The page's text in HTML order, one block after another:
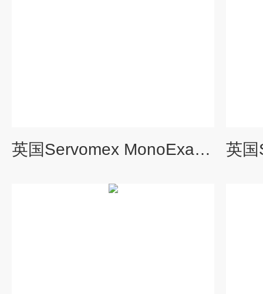
英国Servomex MonoExact DF310E气体分析仪